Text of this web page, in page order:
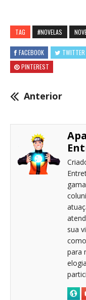
TAG #NOVELAS
FACEBOOK TWITTER
PINTEREST
Anterior
sua
para